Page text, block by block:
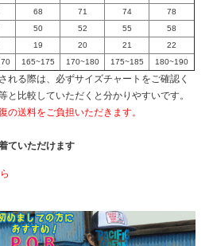
68 71 74
78
50 52 55
58
19 20 21
22
165~175 170~180 175~185 180~190
れる際は、必ずサイズチャートをご確認く
と比較していただくと分かりやすいです。
の送料をご負担いただきます。
ていただけます